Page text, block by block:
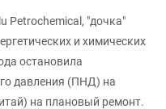
Petrochemical, "дочка"
и химических
остановила
давления (ПНД) на
на плановый ремонт.